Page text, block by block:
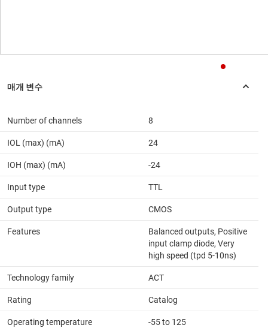
Number of channels 8
IOL (max) (mA) 24
IOH (max) (mA) -24
Input type TTL
Output type CMOS
Features
Balanced outputs, Positive
input clamp diode, Very
high speed (tpd 5-10ns)
Technology family ACT
Rating Catalog
Operating temperature
-55 to 125